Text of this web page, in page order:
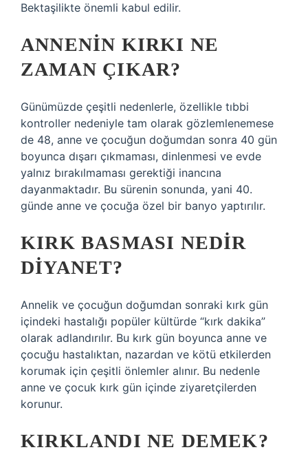
Bektaşilikte önemli kabul edilir.
ANNENIN KIRKI NE
ZAMAN ÇIKAR?
Günümüzde çeşitli nedenlerle, özellikle tıbbi
kontroller nedeniyle tam olarak gözlemlenemese
de 48, anne ve çocuğun doğumdan sonra 40 gün
boyunca dışarı çıkmaması, dinlenmesi ve evde
yalnız bırakılmaması gerektiği inancına
dayanmaktadır. Bu sürenin sonunda, yani 40.
günde anne ve çocuğa özel bir banyo yaptırılır.
KIRK BASMASI NEDIR
DIYANET?
Annelik ve çocuğun doğumdan sonraki kırk gün
içindeki hastalığı popüler kültürde “kırk dakika”
olarak adlandırılır. Bu kırk gün boyunca anne ve
çocuğu hastalıktan, nazardan ve kötü etkilerden
korumak için çeşitli önlemler alınır. Bu nedenle
anne ve çocuk kırk gün içinde ziyaretçilerden
korunur.
KIRKLANDI NE DEMEK?